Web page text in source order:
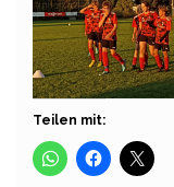
Teilen mit: